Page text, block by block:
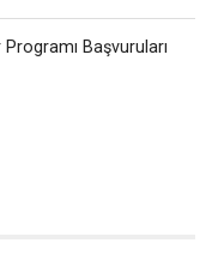
Başvuruları